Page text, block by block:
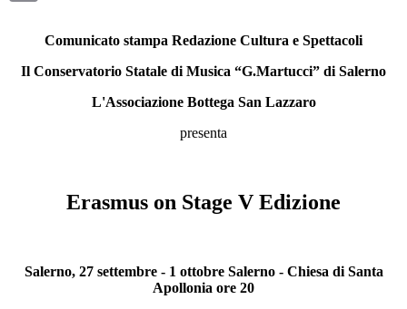
Comunicato stampa Redazione Cultura e Spettacoli
Il Conservatorio Statale di Musica “G.Martucci” di Salerno
L'Associazione Bottega San Lazzaro
presenta
Erasmus on Stage V Edizione
Salerno, 27 settembre - 1 ottobre Salerno - Chiesa di Santa
Apollonia ore 20